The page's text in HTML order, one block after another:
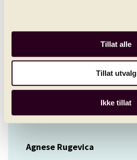
Tillat alle
Tillat utvalg
Ikke tillat
violin
Ilze Klava
viola
Agnese Rugevica